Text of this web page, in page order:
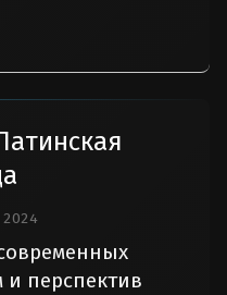
и перспектив